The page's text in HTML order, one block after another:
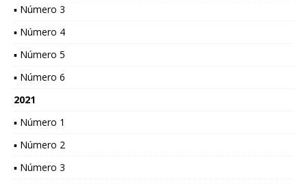
▪ Número 3
▪ Número 4
▪ Número 5
▪ Número 6
2021
▪ Número 1
▪ Número 2
▪ Número 3